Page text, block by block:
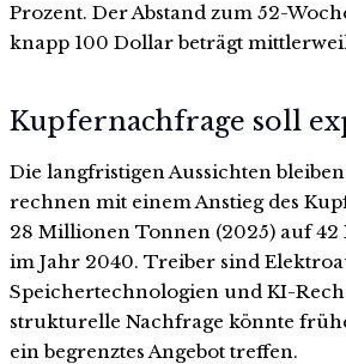
Prozent. Der Abstand zum 52-
knapp 100 Dollar beträgt
Kupfernachfrage soll
Die langfristigen Aussichten
rechnen mit einem Anstieg des
28 Millionen Tonnen (2025) auf
im Jahr 2040. Treiber sind
Speichertechnologien und KI-
strukturelle Nachfrage könnte
ein begrenztes Angebot treffen.